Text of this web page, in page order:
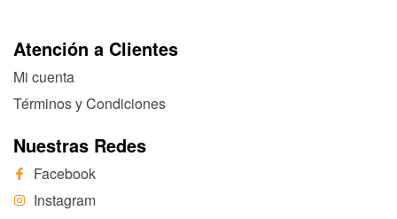
Atención a Clientes
Mi cuenta
Términos y Condiciones
Nuestras Redes
Facebook
Instagram